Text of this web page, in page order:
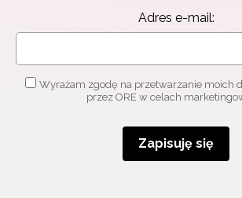
Adres e-mail:
Wyrażam zgodę na przetwarzanie moich
przez ORE w celach
Zapisuję się
Zapisuję się